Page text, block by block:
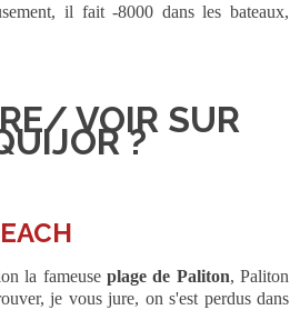
il fait -8000 dans les bateaux,
VOIR SUR
?
la fameuse plage de Paliton, Paliton
je vous jure, on s'est perdus dans